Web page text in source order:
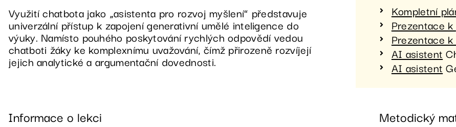
Využití chatbota jako „asistenta pro rozvoj myšlení“ představuje
univerzální přístup k zapojení generativní umělé inteligence do
výuky. Namísto pouhého poskytování rychlých odpovědí vedou
chatboti žáky ke komplexnímu uvažování, čímž přirozeně rozvíjejí
jejich analytické a argumentační dovednosti.
Kompletní
Prezentace
Prezentace
AI asistent
AI asistent
Informace o lekci Metodický